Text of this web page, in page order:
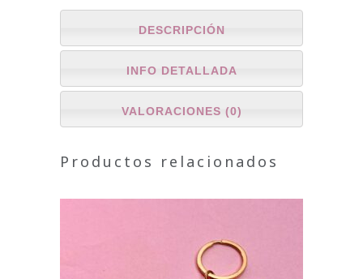
DESCRIPCIÓN
INFO DETALLADA
VALORACIONES (0)
Productos relacionados